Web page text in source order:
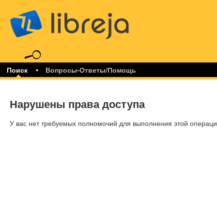
Поиск Вопросы-Ответы/Помощь
Нарушены права доступа
У вас нет требуемых полномочий для выполнения этой